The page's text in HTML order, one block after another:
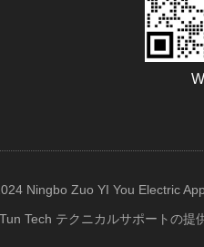
Ningbo Zuo YI You Electric
Tech テクニカルサポートの提